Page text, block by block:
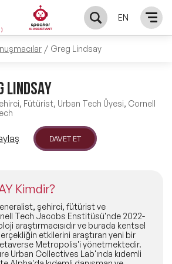
EN
Konuşmacılar
Moderasyon
Greg Lindsay
LINDSAY
Fütürist, Urban Tech Üyesi, Cornell
DAVET ET
Kimdir?
şehirci, fütürist ve
Tech Jacobs Enstitüsü'nde 2022-
araştırmacısıdır ve burada kentsel
etkilerini araştıran yeni bir
Metropolis'i yönetmektedir.
Urban Collectives Lab'ında kıdemli